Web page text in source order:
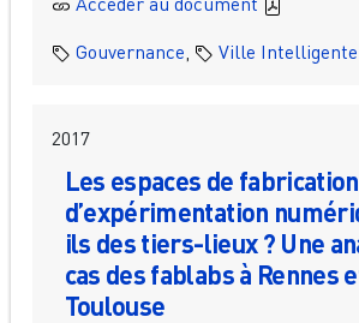
Gouvernance
Ville Intelligente
2017
Les espaces de
d’expérimentation
ils des tiers-lieux ? Une
cas des fablabs à Rennes
Toulouse